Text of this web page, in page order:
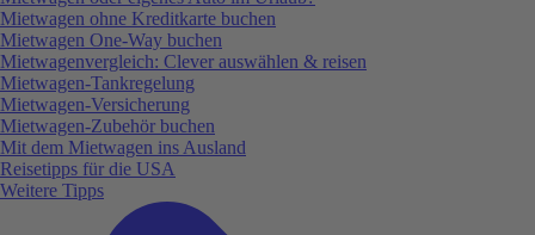
Mietwagen ohne Kreditkarte buchen
Mietwagen One-Way buchen
Mietwagenvergleich: Clever auswählen & reisen
Mietwagen-Tankregelung
Mietwagen-Versicherung
Mietwagen-Zubehör buchen
Mit dem Mietwagen ins Ausland
Reisetipps für die USA
Weitere Tipps